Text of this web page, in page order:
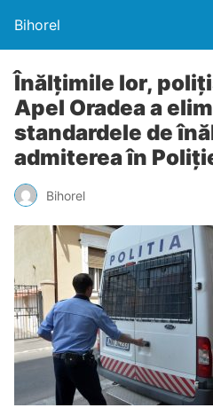
Bihorel
Înălţimile lor,
Apel Oradea a
standardele de
admiterea în
Bihorel